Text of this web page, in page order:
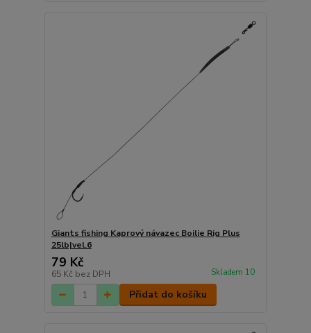
Giants fishing Kaprový návazec Boilie Rig Plus
25lb|vel.6
79 Kč
65 Kč bez DPH Skladem 10
Přidat do košíku